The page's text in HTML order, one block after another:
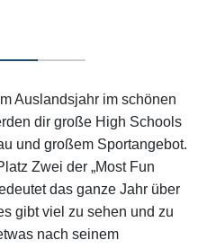
Auslandsjahr im schönen
dir große High Schools
und großem Sportangebot.
Zwei der „Most Fun
das ganze Jahr über
gibt viel zu sehen und zu
nach seinem